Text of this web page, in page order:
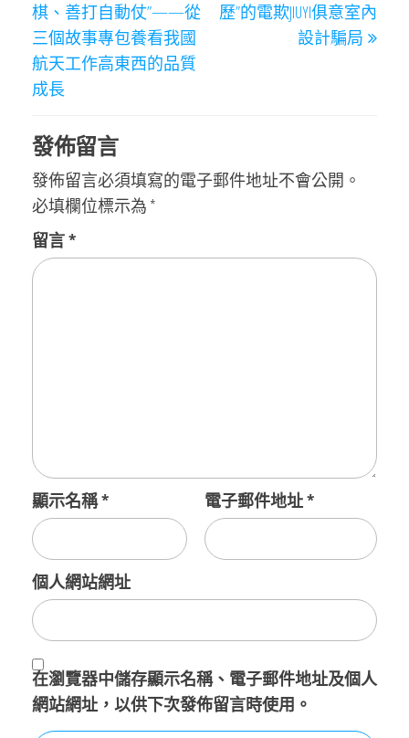
導
覽
棋、善打自動仗”——從
三個故事專包養看我國
航天工作高東西的品質
成長
歷”的電欺JIUYI俱意室內
設計騙局
發佈留言
發佈留言必須填寫的電子郵件地址不會公開。
必填欄位標示為 *
留言*
顯示名稱* 電子郵件地址*
個人網站網址
在瀏覽器中儲存顯示名稱、電子郵件地址及個人
網站網址，以供下次發佈留言時使用。